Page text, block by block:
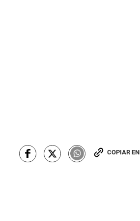
COPIAR